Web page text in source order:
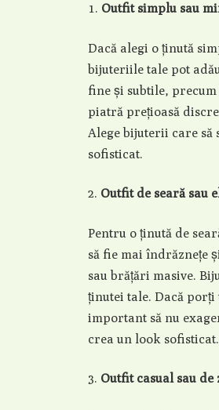
Outfit simplu sau
Dacă alegi o ținută
bijuteriile tale pot
fine și subtile,
piatră prețioasă
Alege bijuterii care să
sofisticat.
Outfit de seară sau
Pentru o ținută de
să fie mai îndrăznețe
sau brățări masive.
ținutei tale. Dacă
important să nu
crea un look sofisticat.
Outfit casual sau de